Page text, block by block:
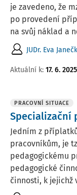
je zavedeno, že
po provedení
na svůj náklad a
JUDr. Eva
Aktuální k: 17. 6. 2025
PRACOVNÍ SITUACE
Specializační
Jedním z
pracovníkům, je
pedagogickému
pedagogické
činnosti, k jejichž